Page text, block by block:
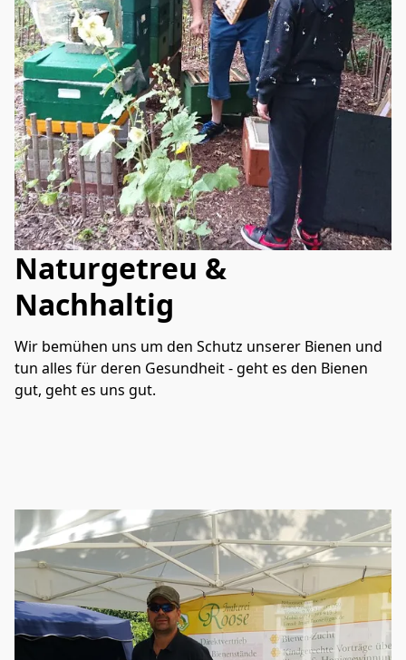
Naturgetreu &
Nachhaltig
Wir bemühen uns um den Schutz unserer Bienen und
tun alles für deren Gesundheit - geht es den Bienen
gut, geht es uns gut.